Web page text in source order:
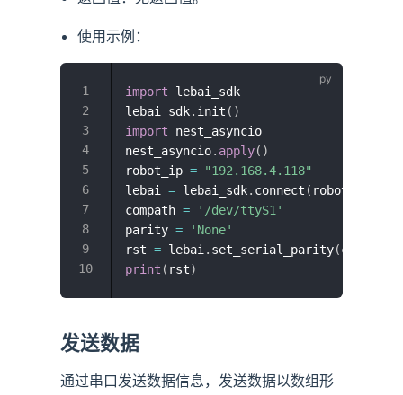
使用示例：
import lebai_sdk
lebai_sdk. init ( )
import nest_asyncio
nest_asyncio. apply( )
robot_ip =
"192.168.4.118"
lebai = lebai_sdk. connect ( robot_ip
compath =
'/dev/ttyS1'
parity =
'None'
rst = lebai . set_serial_parity(compath
print ( rst)
发送数据
通过串口发送数据信息，发送数据以数组形